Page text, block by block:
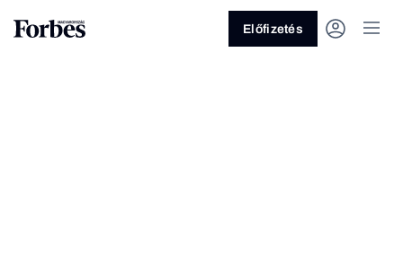
Előfizetés